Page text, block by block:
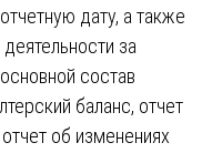
дату, а также
за
состав
баланс, отчет
об изменениях